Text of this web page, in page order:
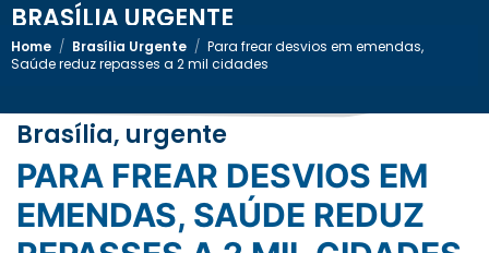
BRASÍLIA URGENTE
Home / Brasília Urgente / Para frear desvios em emendas,
Saúde reduz repasses a 2 mil cidades
Brasília, urgente
PARA FREAR DESVIOS EM
EMENDAS, SAÚDE REDUZ